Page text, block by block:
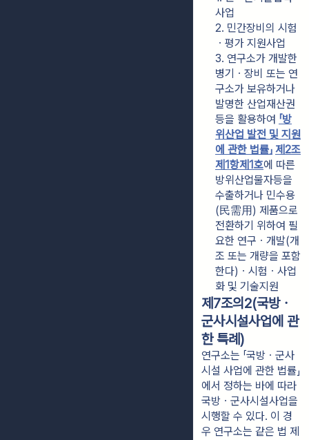
사업
2. 민간장비의 시험
ㆍ평가 지원사업
3. 연구소가 개발한
병기ㆍ장비 또는 연
구소가 보유하거나
발명한 산업재산권
등을 활용하여 「방
위산업 발전 및 지원
에 관한 법률」 제2조
제1항제1호에 따른
방위산업물자등을
수출하거나 민수용
(民需用) 제품으로
전환하기 위하여 필
요한 연구ㆍ개발(개
조 또는 개량을 포함
한다)ㆍ시험ㆍ사업
화 및 기술지원
제7조의2(국방ㆍ
군사시설사업에 관
한 특례)
연구소는 「국방ㆍ군사
시설 사업에 관한 법률」
에서 정하는 바에 따라
국방ㆍ군사시설사업을
시행할 수 있다. 이 경
우 연구소는 같은 법 제